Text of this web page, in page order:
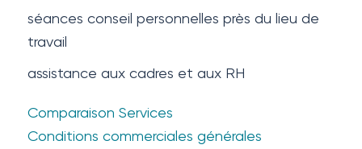
séances conseil personnelles près du lieu de
travail
assistance aux cadres et aux RH
Comparaison Services
Conditions commerciales générales